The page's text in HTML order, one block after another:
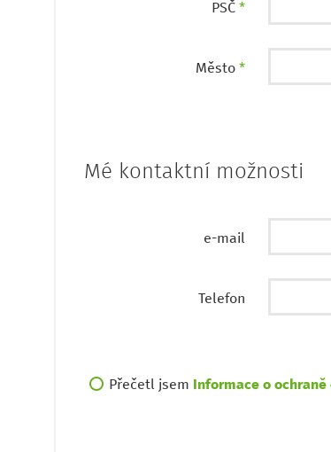
PSČ *
Město *
Mé kontaktní možnosti
e-mail
Telefon
Přečetl jsem Informace o